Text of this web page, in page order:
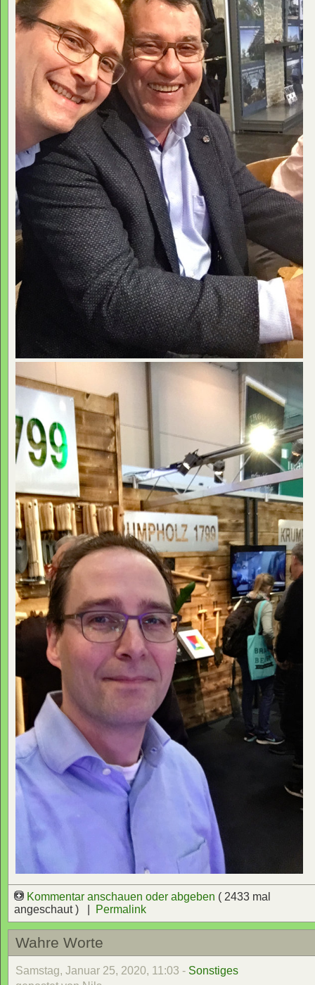
Kommentar anschauen oder abgeben ( 2433 mal
angeschaut ) |
Permalink
Wahre Worte
Samstag, Januar 25, 2020, 11:03 - Sonstiges